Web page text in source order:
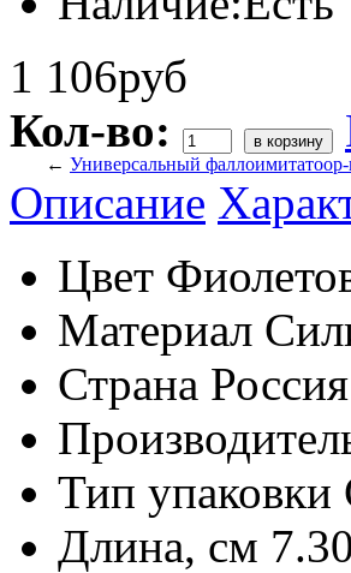
1 106руб
Кол-во:
← Универсальный
Описание
Цвет
Материал
Страна Россия
Тип упаковки
Длина, см 7.30